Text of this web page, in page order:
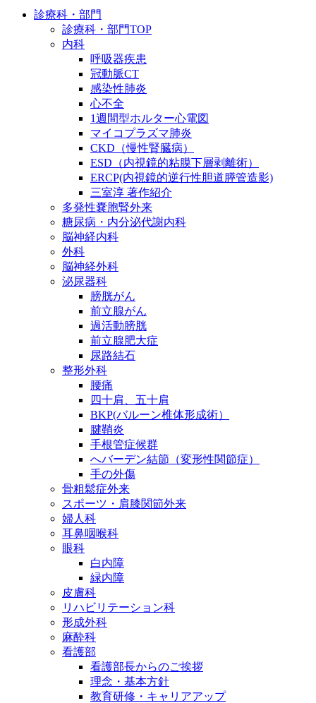
診療科・部門
診療科・部門TOP
内科
呼吸器疾患
冠動脈CT
感染性肺炎
心不全
1週間型ホルター心電図
マイコプラズマ肺炎
CKD（慢性腎臓病）
ESD（内視鏡的粘膜下層剥離術）
ERCP(内視鏡的逆行性胆道膵管造影)
三室淳 著作紹介
多発性嚢胞腎外来
糖尿病・内分泌代謝内科
脳神経内科
外科
脳神経外科
泌尿器科
膀胱がん
前立腺がん
過活動膀胱
前立腺肥大症
尿路結石
整形外科
腰痛
四十肩、五十肩
BKP(バルーン椎体形成術）
腱鞘炎
手根管症候群
へバーデン結節（変形性関節症）
手の外傷
骨粗鬆症外来
スポーツ・肩膝関節外来
婦人科
耳鼻咽喉科
眼科
白内障
緑内障
皮膚科
リハビリテーション科
形成外科
麻酔科
看護部
看護部長からのご挨拶
理念・基本方針
教育研修・キャリアアップ